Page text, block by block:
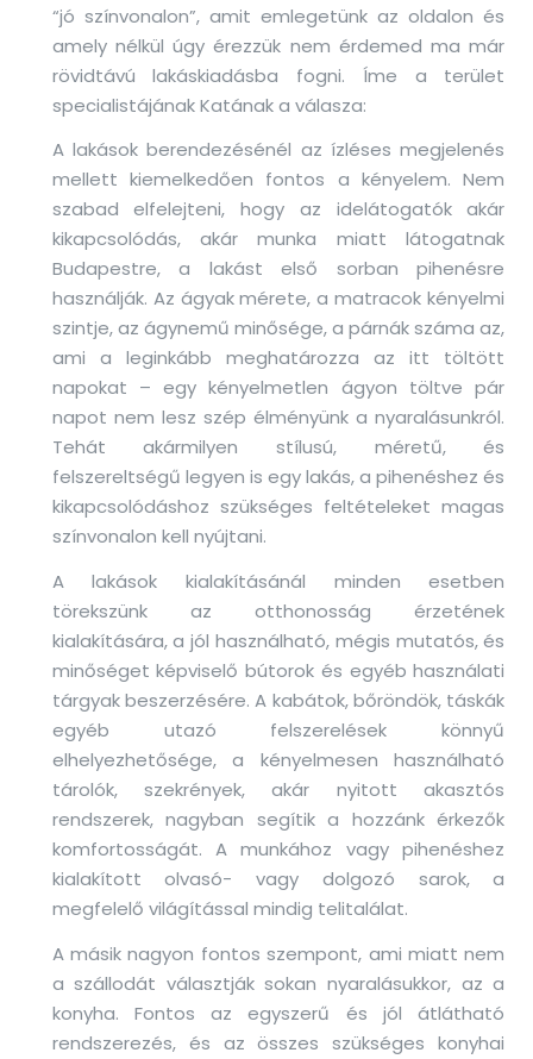
“jó színvonalon”, amit emlegetünk az oldalon és
amely nélkül úgy érezzük nem érdemed ma már
rövidtávú lakáskiadásba fogni. Íme a terület
specialistájának Katának a válasza:
A lakások berendezésénél az ízléses megjelenés
mellett kiemelkedően fontos a kényelem. Nem
szabad elfelejteni, hogy az idelátogatók akár
kikapcsolódás, akár munka miatt látogatnak
Budapestre, a lakást első sorban pihenésre
használják. Az ágyak mérete, a matracok kényelmi
szintje, az ágynemű minősége, a párnák száma az,
ami a leginkább meghatározza az itt töltött
napokat – egy kényelmetlen ágyon töltve pár
napot nem lesz szép élményünk a nyaralásunkról.
Tehát akármilyen stílusú, méretű, és
felszereltségű legyen is egy lakás, a pihenéshez és
kikapcsolódáshoz szükséges feltételeket magas
színvonalon kell nyújtani.
A lakások kialakításánál minden esetben
törekszünk az otthonosság érzetének
kialakítására, a jól használható, mégis mutatós, és
minőséget képviselő bútorok és egyéb használati
tárgyak beszerzésére. A kabátok, bőröndök, táskák
egyéb utazó felszerelések könnyű
elhelyezhetősége, a kényelmesen használható
tárolók, szekrények, akár nyitott akasztós
rendszerek, nagyban segítik a hozzánk érkezők
komfortosságát. A munkához vagy pihenéshez
kialakított olvasó- vagy dolgozó sarok, a
megfelelő világítással mindig telitalálat.
A másik nagyon fontos szempont, ami miatt nem
a szállodát választják sokan nyaralásukkor, az a
konyha. Fontos az egyszerű és jól átlátható
rendszerezés, és az összes szükséges konyhai